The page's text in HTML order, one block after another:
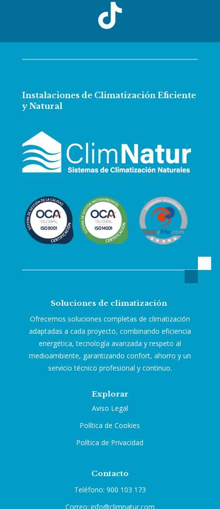

Instalaciones de Climatización Eficiente
y Natural
Soluciones de climatización
Ofrecemos soluciones completas de climatización
adaptadas a cada proyecto, combinando eficiencia
energética, tecnología avanzada y respeto al
medioambiente, garantizando confort, ahorro y un
servicio técnico profesional y continuo.
Explorar
Aviso Legal
Política de Cookies
Política de Privacidad
Contacto
Teléfono: 900 103 173
Correo: info@climnatur.com